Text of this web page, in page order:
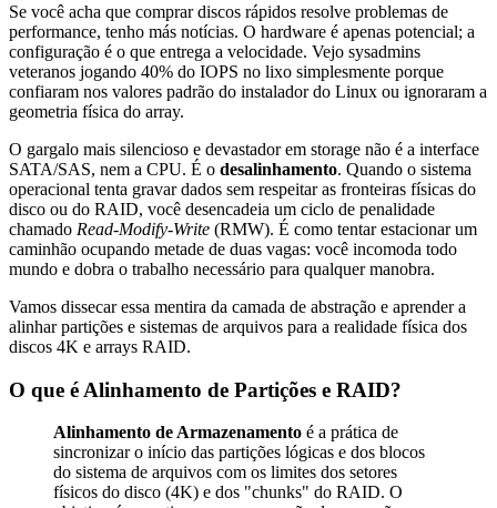
Se você acha que comprar discos rápidos resolve problemas de
performance, tenho más notícias. O hardware é apenas potencial; a
configuração é o que entrega a velocidade. Vejo sysadmins
veteranos jogando 40% do IOPS no lixo simplesmente porque
confiaram nos valores padrão do instalador do Linux ou ignoraram a
geometria física do array.
O gargalo mais silencioso e devastador em storage não é a interface
SATA/SAS, nem a CPU. É o desalinhamento. Quando o sistema
operacional tenta gravar dados sem respeitar as fronteiras físicas do
disco ou do RAID, você desencadeia um ciclo de penalidade
chamado Read-Modify-Write (RMW). É como tentar estacionar um
caminhão ocupando metade de duas vagas: você incomoda todo
mundo e dobra o trabalho necessário para qualquer manobra.
Vamos dissecar essa mentira da camada de abstração e aprender a
alinhar partições e sistemas de arquivos para a realidade física dos
discos 4K e arrays RAID.
O que é Alinhamento de Partições e RAID?
Alinhamento de Armazenamento é a prática de
sincronizar o início das partições lógicas e dos blocos
do sistema de arquivos com os limites dos setores
físicos do disco (4K) e dos "chunks" do RAID. O